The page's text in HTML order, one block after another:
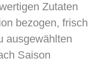
Zutaten
bezogen, frisch
ausgewählten
Saison